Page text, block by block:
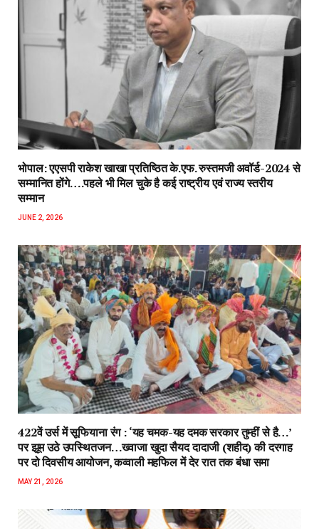
भोपाल: एएसपी राकेश‌ खाखा प्रतिष्ठित के.एफ. रुस्तमजी अवॉर्ड-2024 से
सम्मानित होंगे….पहले भी मिल चुके है कई राष्ट्रीय एवं राज्य स्तरीय
सम्मान
JUNE 2, 2026
422वें उर्स में सूफियाना रंग : ‘यह चमक-यह दमक सरकार तुम्हीं से है…’
पर झूम उठे उपस्थितजन…ख्वाजा खुदा सैयद दादाजी (शहीद) की दरगाह
पर दो दिवसीय आयोजन, कव्वाली महफिल में देर रात तक बंधा समा
MAY 21, 2026